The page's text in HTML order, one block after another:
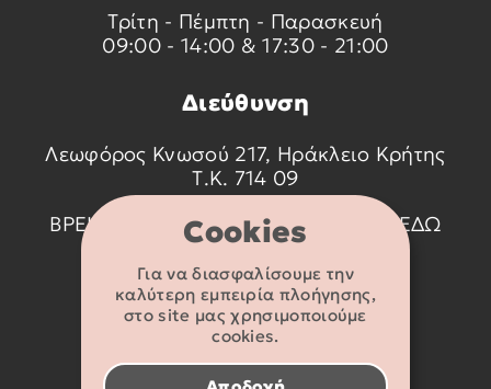
Cookies
Για να διασφαλίσουμε την
καλύτερη εμπειρία πλοήγησης,
στο site μας χρησιμοποιούμε
cookies.
Τρίτη - Πέμπτη - Παρασκευή
09:00 - 14:00 & 17:30 - 21:00
Διεύθυνση
Λεωφόρος Κνωσού 217, Ηράκλειο Κρήτης
Τ.Κ. 714 09
ΒΡΕΙΤΕ ΜΑΣ ΣΤΟ ΧΑΡΤΗ ΠΑΤΩΝΤΑΣ
ΕΔΩ
Στοιχεία
επικοινωνίας
2810 233095